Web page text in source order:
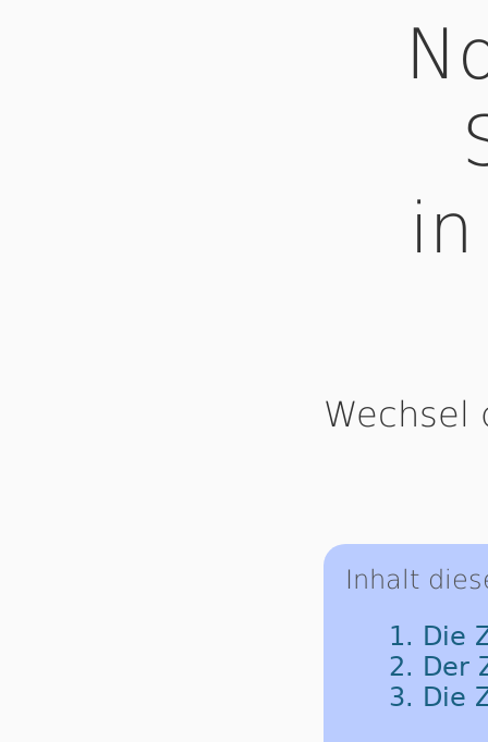
Wechsel
Inhalt
1. Die
2. Der
3. Die